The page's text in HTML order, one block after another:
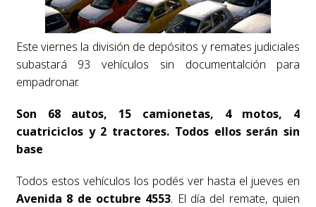
Este viernes la división de depósitos y remates judiciales
subastará 93 vehículos sin documentalción para
empadronar.
Son 68 autos, 15 camionetas, 4 motos, 4
cuatriciclos y 2 tractores. Todos ellos serán sin
base
Todos estos vehículos los podés ver hasta el jueves en
Avenida 8 de octubre 4553. El día del remate, quien